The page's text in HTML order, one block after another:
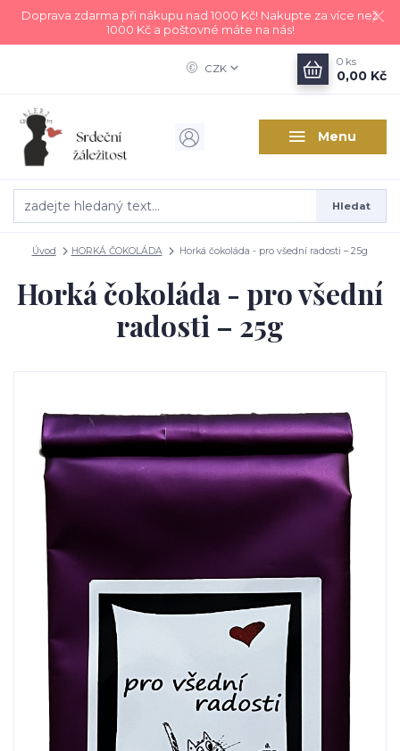
Doprava zdarma při nákupu nad 1000 Kč! Nakupte za více než
1000 Kč a poštovné máte na nás!
Menu
CZK
Hledat
0 ks
0,00 Kč
Úvod HORKÁ ČOKOLÁDA Horká čokoláda - pro všední radosti – 25g
Horká čokoláda - pro všední
radosti – 25g